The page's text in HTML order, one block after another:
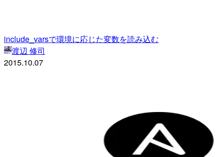
include_varsで環境に応じた変数を読み込む
渡辺 修司
2015.10.07